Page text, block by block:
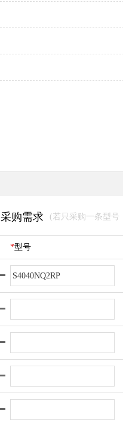
采购需求 (若只采购一条型号
*型号